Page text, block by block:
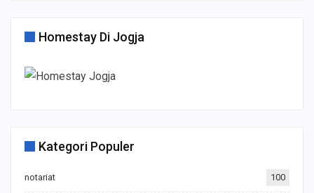
Homestay Di Jogja
Kategori Populer
notariat 100